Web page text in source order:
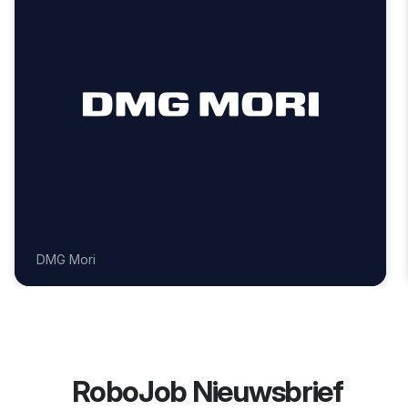
Okuma
RoboJob Nieuwsbrief